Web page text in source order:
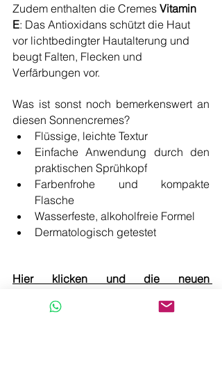
Zudem enthalten die Cremes Vitamin
E: Das Antioxidans schützt die Haut
vor lichtbedingter Hautalterung und
beugt Falten, Flecken und
Verfärbungen vor.
Was ist sonst noch bemerkenswert an
diesen Sonnencremes?
Flüssige, leichte Textur
Einfache Anwendung durch den
praktischen Sprühkopf
Farbenfrohe und kompakte
Flasche
Wasserfeste, alkoholfreie Formel
Dermatologisch getestet
Hier klicken und die neuen
entdecken